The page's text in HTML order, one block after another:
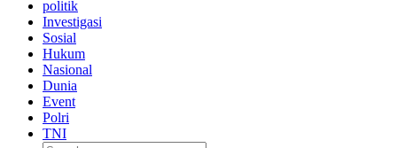
politik
Investigasi
Sosial
Hukum
Nasional
Dunia
Event
Polri
TNI